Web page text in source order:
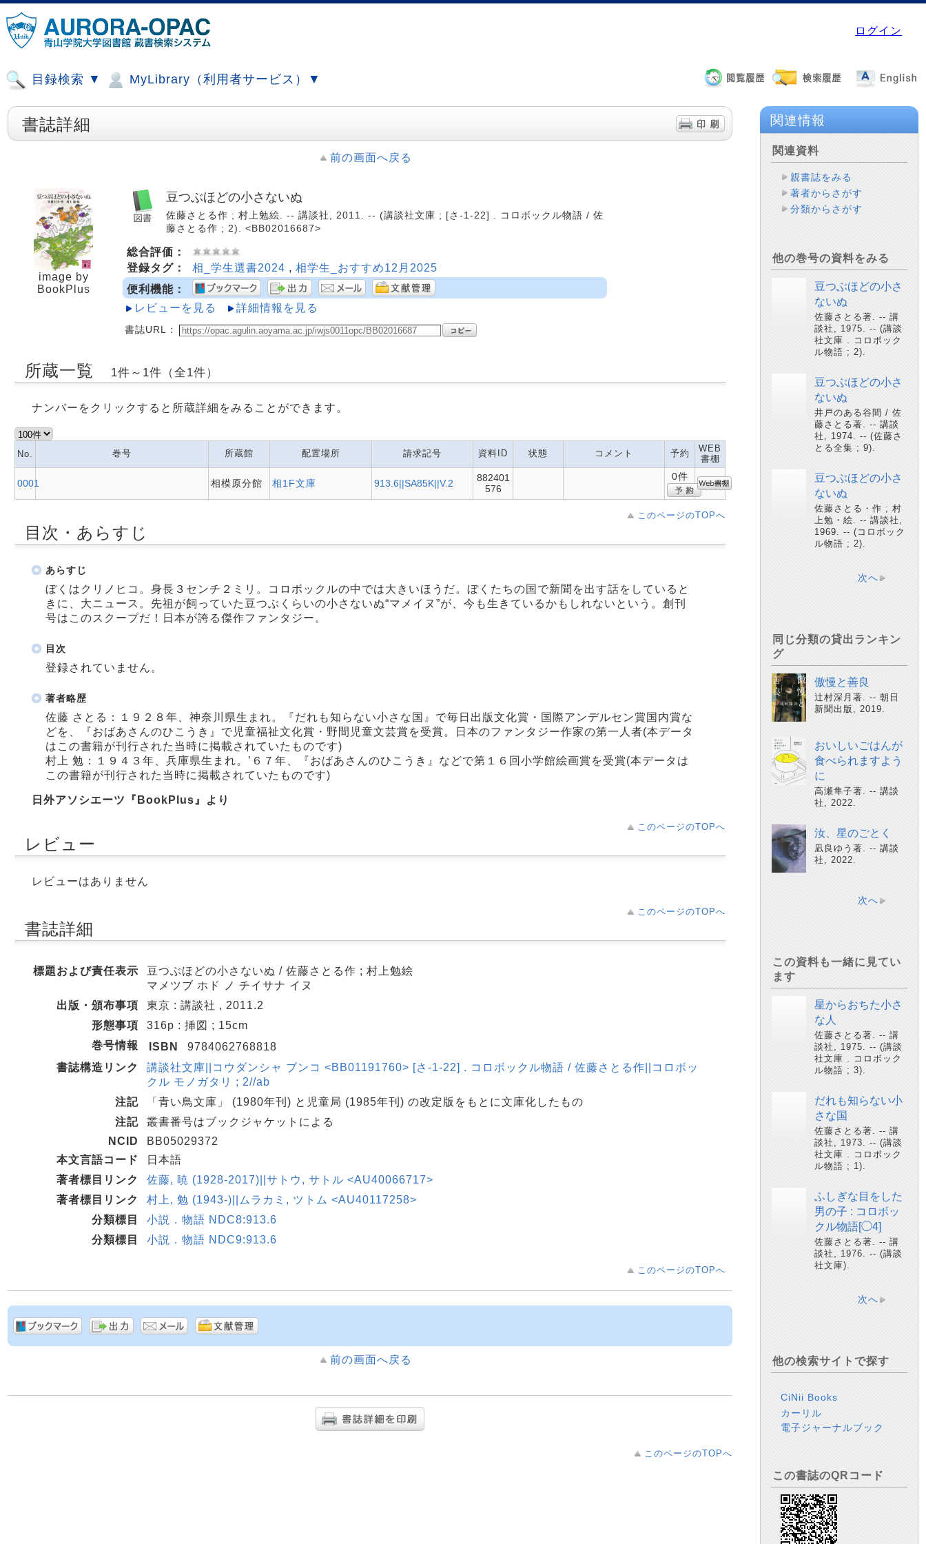
ログイン
目録検索 ▼ MyLibrary（利用者サービス）▼
書誌詳細
前の画面へ戻る
image by
BookPlus
豆つぶほどの小さないぬ
佐藤さとる作 ; 村上勉絵. -- 講談社, 2011. -- (講談社文庫 ; [さ-1-22] . コロボックル物語 / 佐
藤さとる作 ; 2). <BB02016687>
総合評価：
登録タグ：
相_学生選書2024 , 相学生_おすすめ12月2025
便利機能：
レビューを見る
詳細情報を見る
書誌URL：
所蔵一覧 1件～1件（全1件）
ナンバーをクリックすると所蔵詳細をみることができます。
No. 巻号 所蔵館 配置場所 請求記号 資料ID 状態 コメント 予約
WEB
書棚
0001 相模原分館 相1F文庫 913.6||SA85K||V.2
882401
576
0件
このページのTOPへ
目次・あらすじ
あらすじ
ぼくはクリノヒコ。身長３センチ２ミリ。コロボックルの中では大きいほうだ。ぼくたちの国で新聞を出す話をしていると
きに、大ニュース。先祖が飼っていた豆つぶくらいの小さないぬ“マメイヌ”が、今も生きているかもしれないという。創刊
号はこのスクープだ！日本が誇る傑作ファンタジー。
目次
登録されていません。
著者略歴
佐藤 さとる：１９２８年、神奈川県生まれ。『だれも知らない小さな国』で毎日出版文化賞・国際アンデルセン賞国内賞な
どを、『おばあさんのひこうき』で児童福祉文化賞・野間児童文芸賞を受賞。日本のファンタジー作家の第一人者(本データ
はこの書籍が刊行された当時に掲載されていたものです)
村上 勉：１９４３年、兵庫県生まれ。’６７年、『おばあさんのひこうき』などで第１６回小学館絵画賞を受賞(本データは
この書籍が刊行された当時に掲載されていたものです)
日外アソシエーツ『BookPlus』より
このページのTOPへ
レビュー
レビューはありません
このページのTOPへ
書誌詳細
標題および責任表示
豆つぶほどの小さないぬ / 佐藤さとる作 ; 村上勉絵
マメツブ ホド ノ チイサナ イヌ
出版・頒布事項
東京 : 講談社 , 2011.2
形態事項
316p : 挿図 ; 15cm
巻号情報
ISBN
9784062768818
書誌構造リンク
講談社文庫||コウダンシャ ブンコ <BB01191760> [さ-1-22] . コロボックル物語 / 佐藤さとる作||コロボッ
クル モノガタリ ; 2//ab
注記
「青い鳥文庫」 (1980年刊) と児童局 (1985年刊) の改定版をもとに文庫化したもの
注記
叢書番号はブックジャケットによる
NCID
BB05029372
本文言語コード
日本語
著者標目リンク
佐藤, 暁 (1928-2017)||サトウ, サトル <AU40066717>
著者標目リンク
村上, 勉 (1943-)||ムラカミ, ツトム <AU40117258>
分類標目
小説．物語 NDC8:913.6
分類標目
小説．物語 NDC9:913.6
このページのTOPへ
前の画面へ戻る
このページのTOPへ
関連情報
関連資料
親書誌をみる
著者からさがす
分類からさがす
他の巻号の資料をみる
豆つぶほどの小さ
ないぬ
佐藤さとる著. -- 講
談社, 1975. -- (講談
社文庫 . コロボック
ル物語 ; 2).
豆つぶほどの小さ
ないぬ
井戸のある谷間 / 佐
藤さとる著. -- 講談
社, 1974. -- (佐藤さ
とる全集 ; 9).
豆つぶほどの小さ
ないぬ
佐藤さとる・作 ; 村
上勉・絵. -- 講談社,
1969. -- (コロボック
ル物語 ; 2).
次へ
同じ分類の貸出ランキン
グ
傲慢と善良
辻村深月著. -- 朝日
新聞出版, 2019.
おいしいごはんが
食べられますよう
に
高瀬隼子著. -- 講談
社, 2022.
汝、星のごとく
凪良ゆう著. -- 講談
社, 2022.
次へ
この資料も一緒に見てい
ます
星からおちた小さ
な人
佐藤さとる著. -- 講
談社, 1975. -- (講談
社文庫 . コロボック
ル物語 ; 3).
だれも知らない小
さな国
佐藤さとる著. -- 講
談社, 1973. -- (講談
社文庫 . コロボック
ル物語 ; 1).
ふしぎな目をした
男の子 : コロボッ
クル物語[◯4]
佐藤さとる著. -- 講
談社, 1976. -- (講談
社文庫).
次へ
他の検索サイトで探す
CiNii Books
カーリル
電子ジャーナルブック
この書誌のQRコード